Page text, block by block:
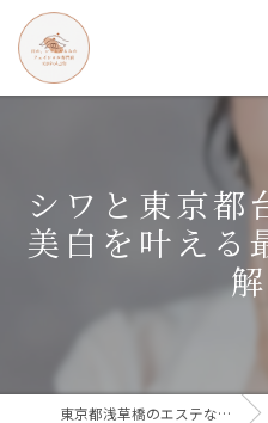
シワと東京都
美白を叶える
東京都浅草橋のエステなら目の、シワとたるみのフェイシャル専門店 regalo